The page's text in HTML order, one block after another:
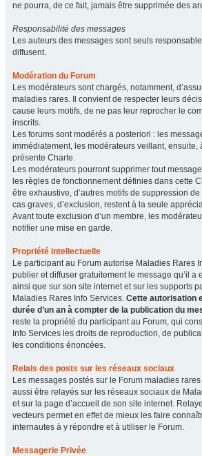
ne pourra, de ce fait, jamais être supprimée des
Responsabilité des messages
Les auteurs des messages sont seuls
diffusent.
Modération du Forum
Les modérateurs sont chargés, notamment,
maladies rares. Il convient de respecter leurs
cause leurs motifs, de ne pas leur reprocher le
inscrits.
Les forums sont modérés a posteriori : les
immédiatement, les modérateurs veillant, ensuite,
présente Charte.
Les modérateurs pourront supprimer tout
les règles de fonctionnement définies dans cette
être exhaustive, d’autres motifs de suppression
cas graves, d’exclusion, restent à la seule
Avant toute exclusion d’un membre, les
notifier une mise en garde.
Propriété intellectuelle
Le participant au Forum autorise Maladies Rares
publier et diffuser gratuitement le message qu’il a
ainsi que sur son site internet et sur les supports
Maladies Rares Info Services. Cette autorisation
durée d’un an à compter de la publication du
reste la propriété du participant au Forum, qui
Info Services les droits de reproduction, de
les conditions énoncées.
Relais des posts sur les réseaux sociaux
Les messages postés sur le Forum maladies
aussi être relayés sur les réseaux sociaux de
et sur la page d’accueil de son site internet.
vecteurs permet en effet de mieux les faire
internautes à y répondre et à utiliser le Forum.
Messagerie Privée